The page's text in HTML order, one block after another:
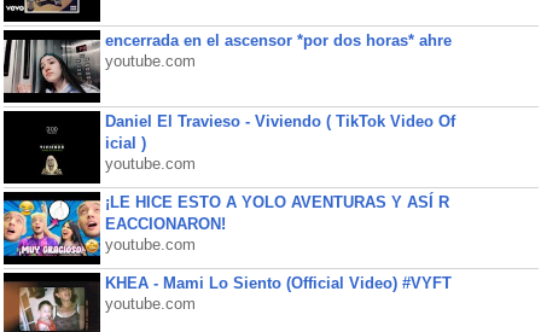
encerrada en el ascensor *por dos horas* ahre
youtube.com
Daniel El Travieso - Viviendo ( TikTok Video Of
icial )
youtube.com
¡LE HICE ESTO A YOLO AVENTURAS Y ASÍ R
EACCIONARON!
youtube.com
KHEA - Mami Lo Siento (Official Video) #VYFT
youtube.com